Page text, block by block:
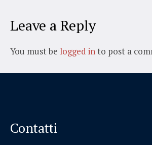
Leave a Reply
You must be logged into post a
Contatti